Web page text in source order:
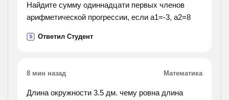
Найдите сумму одиннадцати первых членов
арифметической прогрессии, если а1=-3, а2=8
S Ответил Студент
8 мин назад Математика
Длина окружности 3.5 дм. чему ровна длина